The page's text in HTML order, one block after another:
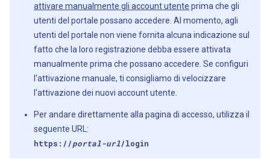
attivare manualmente gli account utente prima che gli
utenti del portale possano accedere. Al momento, agli
utenti del portale non viene fornita alcuna indicazione sul
fatto che la loro registrazione debba essere attivata
manualmente prima che possano accedere. Se configuri
l'attivazione manuale, ti consigliamo di velocizzare
l'attivazione dei nuovi account utente.
Per andare direttamente alla pagina di accesso, utilizza il
seguente URL:
https://portal-url/login